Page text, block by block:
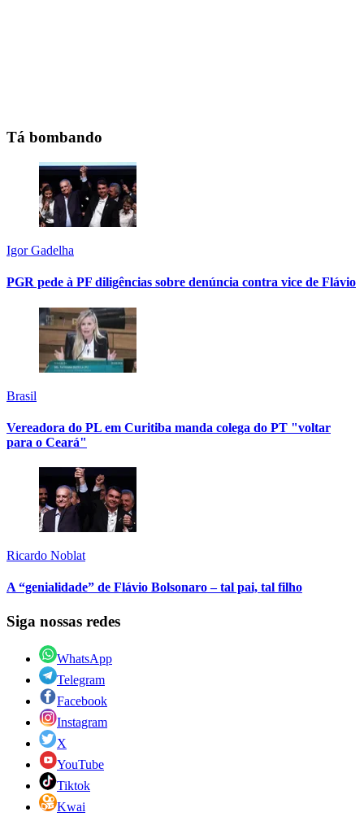
Tá bombando
Igor Gadelha
PGR pede à PF diligências sobre denúncia contra vice de Flávio
Brasil
Vereadora do PL em Curitiba manda colega do PT "voltar
para o Ceará"
Ricardo Noblat
A “genialidade” de Flávio Bolsonaro – tal pai, tal filho
Siga nossas redes
WhatsApp
Telegram
Facebook
Instagram
X
YouTube
Tiktok
Kwai